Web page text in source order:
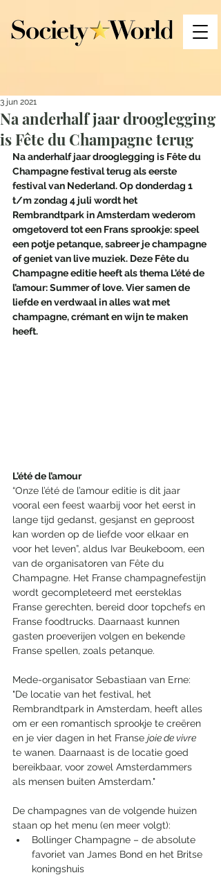
Na anderhalf jaar drooglegging
is Fête du Champagne terug
3 jun 2021
Na anderhalf jaar drooglegging is Fête du
Champagne festival terug als eerste
festival van Nederland. Op donderdag 1
t/m zondag 4 juli wordt het
Rembrandtpark in Amsterdam wederom
omgetoverd tot een Frans sprookje: speel
een potje petanque, sabreer je champagne
of geniet van live muziek. Deze Fête du
Champagne editie heeft als thema L’été de
l’amour: Summer of love. Vier samen de
liefde en verdwaal in alles wat met
champagne, crémant en wijn te maken
heeft.
L’été de l’amour
“Onze l’été de l’amour editie is dit jaar
vooral een feest waarbij voor het eerst in
lange tijd gedanst, gesjanst en geproost
kan worden op de liefde voor elkaar en
voor het leven”, aldus Ivar Beukeboom, een
van de organisatoren van Fête du
Champagne. Het Franse champagnefestijn
wordt gecompleteerd met eersteklas
Franse gerechten, bereid door topchefs en
Franse foodtrucks. Daarnaast kunnen
gasten proeverijen volgen en bekende
Franse spellen, zoals petanque.
Mede-organisator Sebastiaan van Erne:
"De locatie van het festival, het
Rembrandtpark in Amsterdam, heeft alles
om er een romantisch sprookje te creëren
en je vier dagen in het Franse joie de vivre
te wanen. Daarnaast is de locatie goed
bereikbaar, voor zowel Amsterdammers
als mensen buiten Amsterdam."
De champagnes van de volgende huizen
staan op het menu (en meer volgt):
Bollinger Champagne – de absolute
favoriet van James Bond en het Britse
koningshuis